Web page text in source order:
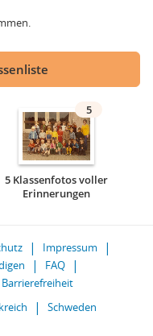
5
5 Klassenfotos voller
Erinnerungen
Impressum
FAQ
Barrierefreiheit
Schweden